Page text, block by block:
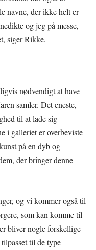
navne, der ikke helt er
og jeg på messe,
siger Rikke.
nødvendigt at have
samler. Det eneste,
til at lade sig
i galleriet er overbeviste
på en dyb og
der bringer denne
og vi kommer også til
som kan komme til
bliver nogle forskellige
til de type